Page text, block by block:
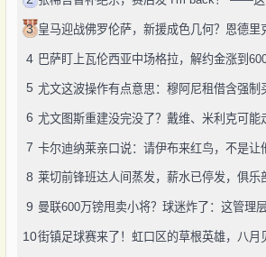
3 皇马迎战佛罗伦萨，新援成色几何？恩德里
4 巴萨盯上瓦伦西亚中场格拉，解约金涨到
5
6
7 卡尔迪纳莱亲口说：请伊布来红鸟，不是让
8 莱切前锋班达人间蒸发，薪水已停发，俱乐
9 曼联600万镑甩卖小将？球迷炸了：这管理
10街镇足球赛来了！虹口区的草根英雄，八月